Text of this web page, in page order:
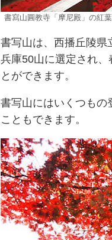
書寫山圓教寺「摩尼殿」の紅葉
書写山は、西播丘陵県
兵庫50山に選定され
とができます。
書写山にはいくつもの
こともできます。